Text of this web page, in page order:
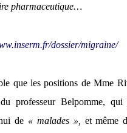
pharmaceutique…
dossier/migraine/
que les positions de Mme
professeur Belpomme,
de « malades », et même